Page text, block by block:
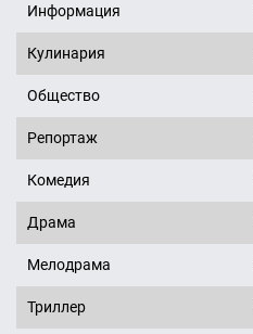
Информация
Кулинария
Общество
Репортаж
Комедия
Драма
Мелодрама
Триллер